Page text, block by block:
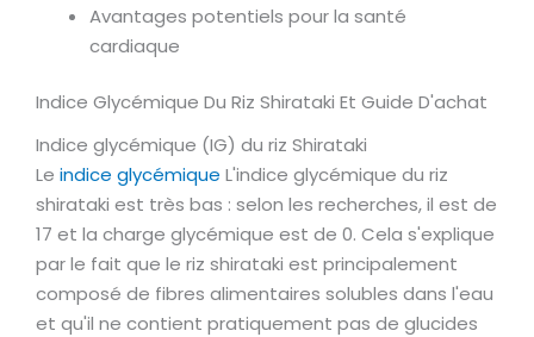
Avantages potentiels pour la santé
cardiaque
Indice Glycémique Du Riz Shirataki Et Guide D'achat
Indice glycémique (IG) du riz Shirataki
Le indice glycémique L'indice glycémique du riz
shirataki est très bas : selon les recherches, il est de
17 et la charge glycémique est de 0. Cela s'explique
par le fait que le riz shirataki est principalement
composé de fibres alimentaires solubles dans l'eau
et qu'il ne contient pratiquement pas de glucides